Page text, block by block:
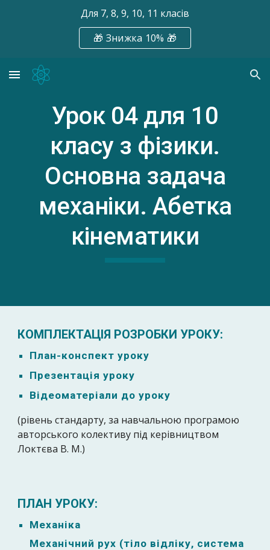
Skip to main content
Для 7, 8, 9, 10, 11 класів
🎁 Знижка 10% 🎁
Урок 04 для 10
класу з фізики.
Основна задача
механіки. Абетка
кінематики
КОМПЛЕКТАЦІЯ РОЗРОБКИ УРОКУ:
План-конспект уроку
Презентація уроку
Відеоматеріали до уроку
(рівень стандарту, за навчальною програмою
авторського колективу під керівництвом
Локтєва В. М.)
ПЛАН УРОКУ:
Механіка
Механічний рух (тіло відліку, система